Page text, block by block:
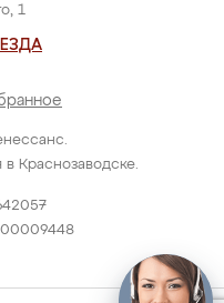
Краснозаводске.
1